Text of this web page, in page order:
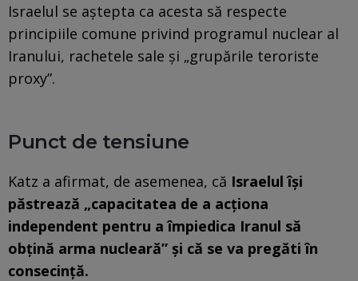
Israelul se aștepta ca acesta să respecte
principiile comune privind programul nuclear al
Iranului, rachetele sale și „grupările teroriste
proxy”.
Punct de tensiune
Katz a afirmat, de asemenea, că Israelul își
păstrează „capacitatea de a acționa
independent pentru a împiedica Iranul să
obțină arma nucleară” și că se va pregăti în
consecință.